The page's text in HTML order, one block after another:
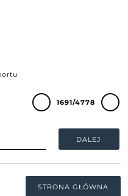
DALEJ
1691/4778
STRONA GŁÓWNA